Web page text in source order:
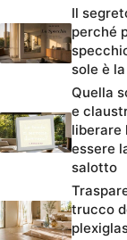
Il
perché
sole è
Quella
e
liberare
essere
salotto
trucco